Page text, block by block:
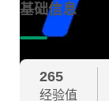
基础信息
265
经验值